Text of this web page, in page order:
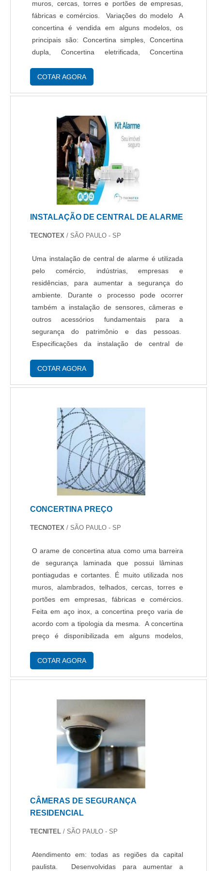
muros, cercas, torres e portões de empresas,
fábricas e comércios. Variações do modelo A
concertina é vendida em alguns modelos, os
principais são: Concertina simples, Concertina
dupla, Concertina eletrificada, Concertina
modelos Por possuir inúmeros modelos, as
COTAR AGORA
INSTALAÇÃO DE CENTRAL DE ALARME
TECNOTEX / SÃO PAULO - SP
Uma instalação de central de alarme é utilizada
pelo comércio, indústrias, empresas e
residências, para aumentar a segurança do
ambiente. Durante o processo pode ocorrer
também a instalação de sensores, câmeras e
outros acessórios fundamentais para a
segurança do patrimônio e das pessoas.
Especificações da instalação de central de
suspeita, a função desse serviço é a de realizar
COTAR AGORA
CONCERTINA PREÇO
TECNOTEX / SÃO PAULO - SP
O arame de concertina atua como uma barreira
de segurança laminada que possui lâminas
pontiagudas e cortantes. É muito utilizada nos
muros, alambrados, telhados, cercas, torres e
portões em empresas, fábricas e comércios.
Feita em aço inox, a concertina preço varia de
acordo com a tipologia da mesma. A concertina
preço é disponibilizada em alguns modelos,
espirais é indicada para uso em locais d....
COTAR AGORA
CÂMERAS DE SEGURANÇA
RESIDENCIAL
TECNITEL / SÃO PAULO - SP
Atendimento em: todas as regiões da capital
paulista. Desenvolvidas para aumentar a